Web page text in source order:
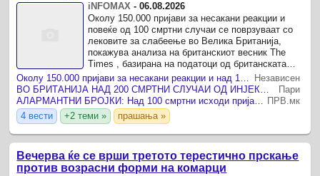
iNFOMAX -06.08.2026
Околу 150.000 пријави за несакани реакции и
повеќе од 100 смртни случаи се поврзуваат со
лековите за слабеење во Велика Британија,
покажува анализа на британскиот весник The
Times , базирана на податоци од британската
Агенција за лекови и здравствени производи
(MHRA) .
Околу 150.000 пријави за несакани реакции и над 100 смртни случаи се поврзуваат со лековите за слабеење во Велика Британија
Независен
ВО БРИТАНИЈА НАД 200 СМРТНИ СЛУЧАИ ОД ИНЈЕКЦИИТЕ ЗА СЛАБЕЕЊЕ и илјадници сериозни несакани ефекти од светските хит-лекови Munjaro и Wegovy
Пари
АЛАРМАНТНИ БРОЈКИ: Над 100 смртни исходи пријавени кај лекови за слабеење, илјадници пациенти пријавиле несакани реакции! ПРВ.мк
4 вести
+2 теми » прашања »
Вечерва ќе се врши третото терестично прскање
против возрасни форми на комарци